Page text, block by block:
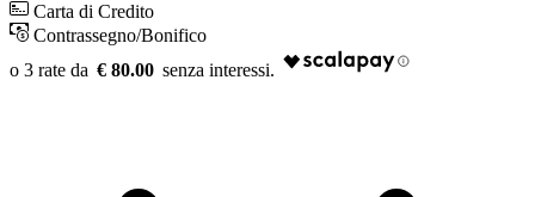
Carta di Credito
Contrassegno/Bonifico
€ 80.00